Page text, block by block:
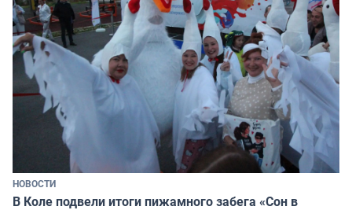
НОВОСТИ
В Коле подвели итоги пижамного забега «Сон в